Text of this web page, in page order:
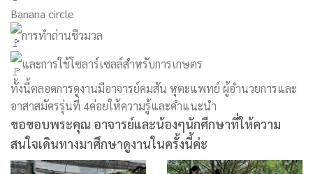
Banana circle
การทำถ่านชีวมวล
และการใช้โซลาร์เซลล์สำหรับการเกษตร
ทั้งนี้ตลอดการดูงานมีอาจารย์คมสัน หุตะแพทย์ ผู้อำนวยการและ
อาสาสมัครรุ่นที่ 4ค่อยให้ความรู้และคำแนะนำ
ขอขอบพระคุณ อาจารย์และน้องๆนักศึกษาที่ให้ความ
สนใจเดินทางมาศึกษาดูงานในครั้งนี้ค่ะ